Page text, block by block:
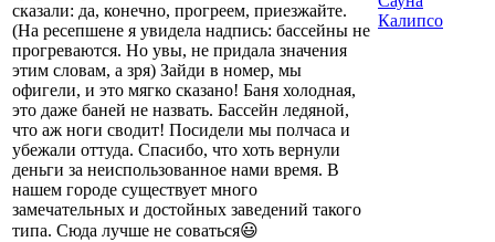
сказали: да, конечно, прогреем, приезжайте.
(На ресепшене я увидела надпись: бассейны не
прогреваются. Но увы, не придала значения
этим словам, а зря) Зайди в номер, мы
офигели, и это мягко сказано! Баня холодная,
это даже баней не назвать. Бассейн ледяной,
что аж ноги сводит! Посидели мы полчаса и
убежали оттуда. Спасибо, что хоть вернули
деньги за неиспользованное нами время. В
нашем городе существует много
замечательных и достойных заведений такого
типа. Сюда лучше не соваться😃
Калипсо